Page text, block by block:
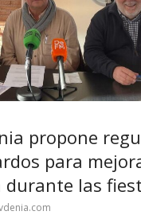
propone
para
durante las